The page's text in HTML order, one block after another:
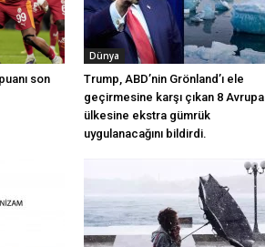
son
Dünya
Trump, ABD’nin Grönland’ı ele
geçirmesine karşı çıkan 8 Avrupa
ülkesine ekstra gümrük
uygulanacağını bildirdi.